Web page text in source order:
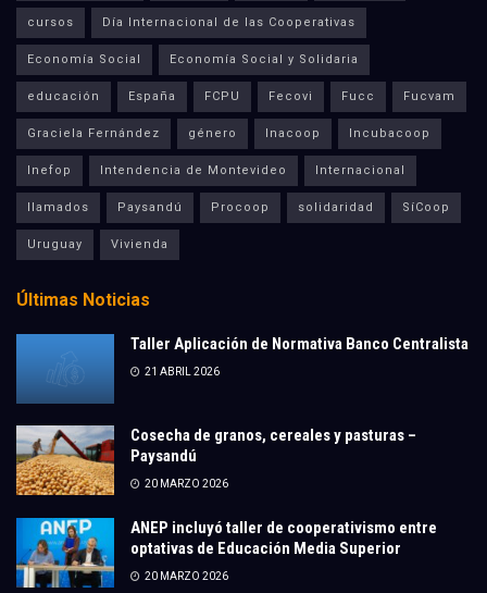
cursos Día Internacional de las Cooperativas
Economía Social Economía Social y Solidaria
educación España FCPU Fecovi Fucc Fucvam
Graciela Fernández género Inacoop Incubacoop
Inefop Intendencia de Montevideo Internacional
llamados Paysandú Procoop solidaridad SíCoop
Uruguay Vivienda
Últimas Noticias
Taller Aplicación de Normativa Banco Centralista
21 ABRIL 2026
Cosecha de granos, cereales y pasturas –
Paysandú
20 MARZO 2026
ANEP incluyó taller de cooperativismo entre
optativas de Educación Media Superior
20 MARZO 2026